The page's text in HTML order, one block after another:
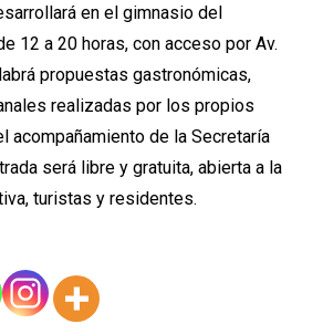
en el gimnasio del
12 a 20 horas, con acceso por Av.
propuestas gastronómicas,
realizadas por los propios
acompañamiento de la Secretaría
será libre y gratuita, abierta a la
turistas y residentes.